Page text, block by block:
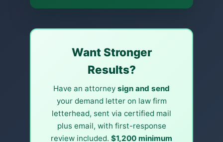
не юридическая консультация, и
отношения адвоката и клиента не
возникают, пока вы не наймёте
Сергея. Дела по Калифорнии.
Want Stronger
Results?
Have an attorney sign and send
your demand letter on law firm
letterhead, sent via certified mail
plus email, with first-response
review included. $1,200 minimum